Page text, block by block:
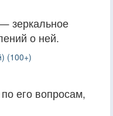
зеркальное
о ней.
(100+)
его вопросам,